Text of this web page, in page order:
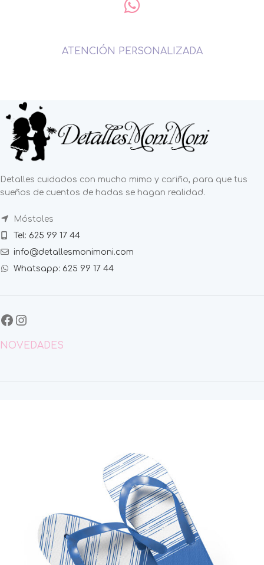
ATENCIÓN PERSONALIZADA
Detalles cuidados con mucho mimo y cariño, para que tus
sueños de cuentos de hadas se hagan realidad.
Móstoles
Tel: 625 99 17 44
info@detallesmonimoni.com
Whatsapp: 625 99 17 44
NOVEDADES